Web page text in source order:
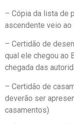
– Cópia da lista de
ascendente veio ao
– Certidão de
qual ele chegou ao
chegada das
– Certidão de
deverão ser
casamentos)